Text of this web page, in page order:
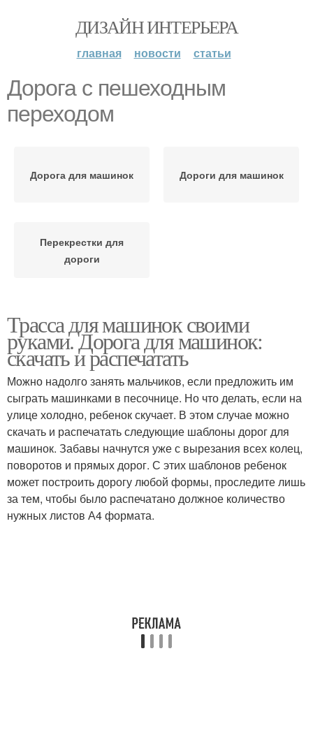
ДИЗАЙН ИНТЕРЬЕРА
главная новости статьи
Дорога с пешеходным
переходом
Дорога для машинок Дороги для машинок
Перекрестки для
дороги
Трасса для машинок своими
руками. Дорога для машинок:
скачать и распечатать
Можно надолго занять мальчиков, если предложить им
сыграть машинками в песочнице. Но что делать, если на
улице холодно, ребенок скучает. В этом случае можно
скачать и распечатать следующие шаблоны дорог для
машинок. Забавы начнутся уже с вырезания всех колец,
поворотов и прямых дорог. С этих шаблонов ребенок
может построить дорогу любой формы, проследите лишь
за тем, чтобы было распечатано должное количество
нужных листов А4 формата.